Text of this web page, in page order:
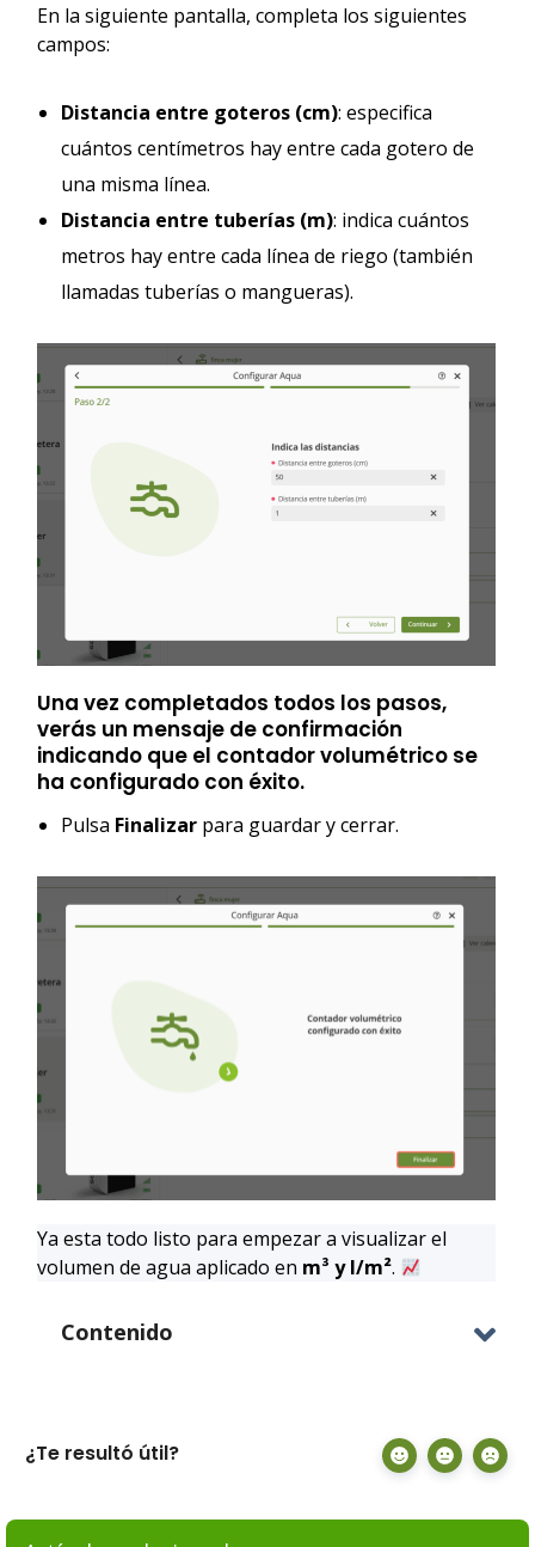
En la siguiente pantalla, completa los siguientes
campos:
Distancia entre goteros (cm): especifica
cuántos centímetros hay entre cada gotero de
una misma línea.
Distancia entre tuberías (m): indica cuántos
metros hay entre cada línea de riego (también
llamadas tuberías o mangueras).
Una vez completados todos los pasos,
verás un mensaje de confirmación
indicando que el contador volumétrico se
ha configurado con éxito.
Pulsa Finalizar para guardar y cerrar.
Ya esta todo listo para empezar a visualizar el
volumen de agua aplicado en m³ y l/m².
Contenido
¿Te resultó útil?